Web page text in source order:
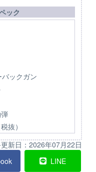
ック
ックガン
抜）
新日： 2026年07月22日
LINE